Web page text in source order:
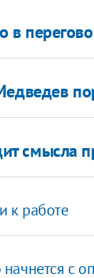
в
смысла
к работе
с